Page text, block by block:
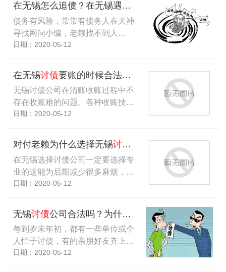
在无锡怎么追债？在无锡遇到收款时候对方托辞该怎么办？
债务有风险，常常有债务人在犬神
寻找网问小编，老赖找不到人…
日期：2020-05-12
在无锡讨债要账的时候合法的收账技巧更重要
无锡讨债公司在清账收账过程中不
存在收账难的问题。各种收账技…
日期：2020-05-12
对付老赖为什么选择无锡讨债
在无锡选择讨债公司一定要选择专
业的这能为后期减少很多麻烦，…
日期：2020-05-12
无锡讨债公司合法吗？为什么法制社会会有 讨债公司
每到岁末年初，都有一些单位或个
人忙于讨债，有的亲朋好友齐上…
日期：2020-05-12